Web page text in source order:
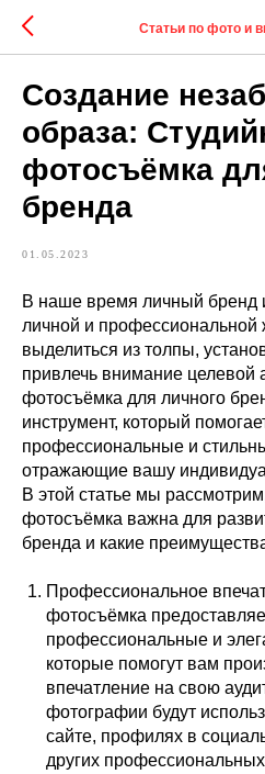
Статьи по фото и
Создание
образа:
фотосъёмка
бренда
01.05.2023
В наше время личный бренд
личной и профессиональной
выделиться из толпы,
привлечь внимание целевой
фотосъёмка для личного
инструмент, который
профессиональные и
отражающие вашу
В этой статье мы
фотосъёмка важна для
бренда и какие
Профессиональное
фотосъёмка
профессиональные и
которые помогут вам
впечатление на свою
фотографии будут
сайте, профилях в
других